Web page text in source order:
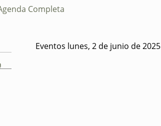
Completa
Eventos lunes, 2 de junio de 2025